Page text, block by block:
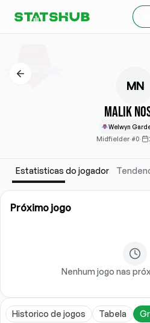
MN
Malik
Welwyn
Midfielder·#0·
Estatisticas do jogador
Próximo jogo
Nenhum jogo nas
Historico de jogos Tabela